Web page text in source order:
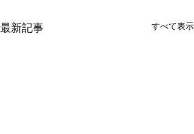
最新記事 すべて表示